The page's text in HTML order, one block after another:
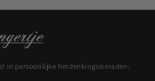
in persoonlijke herdenkingssieraden.